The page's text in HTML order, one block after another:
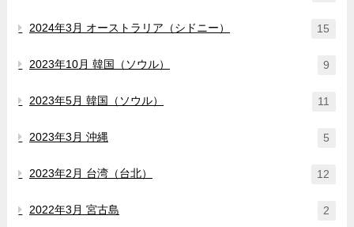
2024年3月 オーストラリア（シドニー） 15
2023年10月 韓国（ソウル） 9
2023年5月 韓国（ソウル） 11
2023年3月 沖縄 5
2023年2月 台湾（台北） 12
2022年3月 宮古島 2